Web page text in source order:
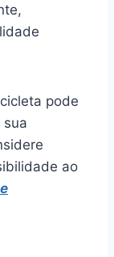
pode
sua
ao